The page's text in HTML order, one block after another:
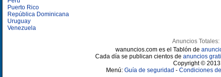
Puerto Rico
República Dominicana
Uruguay
Venezuela
Anuncios Totales:
wanuncios.com es el Tablón de
Cada día se publican cientos de anuncios
Copyright ©
Menú: Guía de seguridad - Condiciones